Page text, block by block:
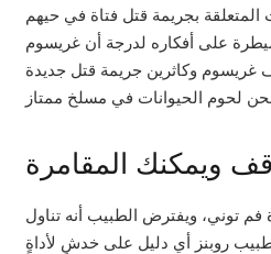
المتعلقة بجريمة قتل فتاة في حيهم
على أفكاره لدرجة أن غريسوم
وكاثرين جريمة قتل جديدة
قف ويمكنك المقامرة
توني، ويفترض الطبيب أنه تناول
روبنز أي دليل على خدشٍ لأداةٍ